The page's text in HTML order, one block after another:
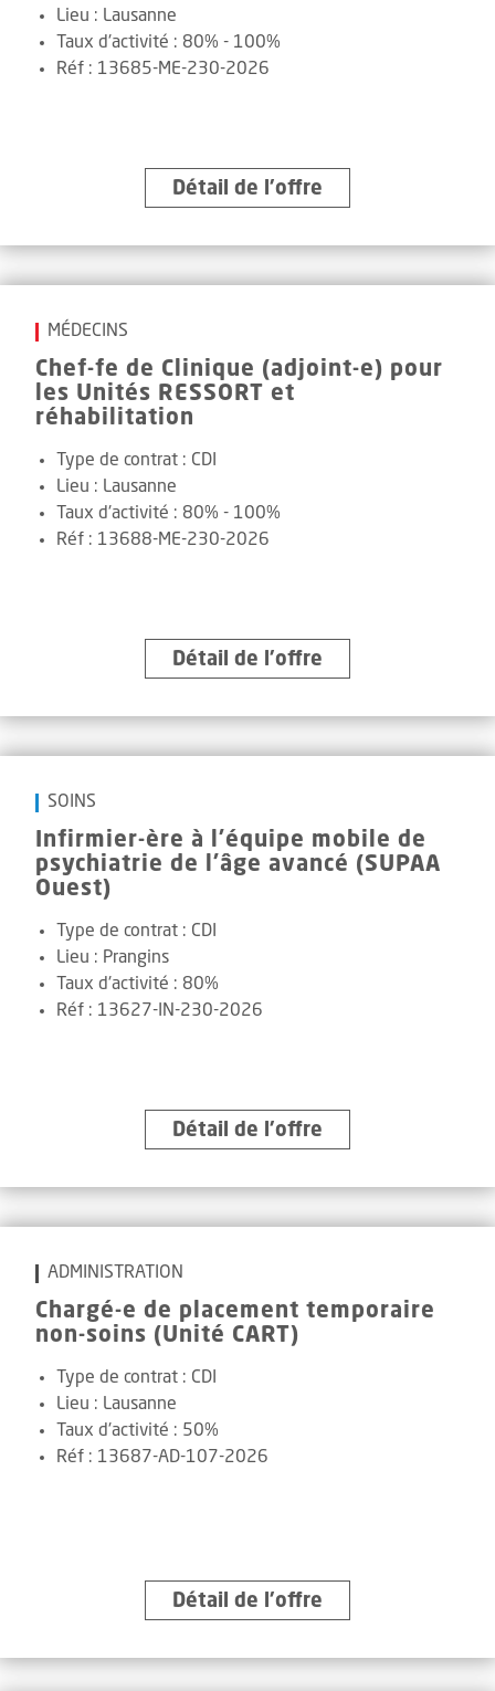
Lieu : Lausanne
Taux d'activité : 80% - 100%
Réf : 13685-ME-230-2026
Détail de l’offre
MÉDECINS
Chef-fe de Clinique (adjoint-e) pour
les Unités RESSORT et
réhabilitation
Type de contrat : CDI
Lieu : Lausanne
Taux d'activité : 80% - 100%
Réf : 13688-ME-230-2026
Détail de l’offre
SOINS
Infirmier-ère à l'équipe mobile de
psychiatrie de l'âge avancé (SUPAA
Ouest)
Type de contrat : CDI
Lieu : Prangins
Taux d'activité : 80%
Réf : 13627-IN-230-2026
Détail de l’offre
ADMINISTRATION
Chargé-e de placement temporaire
non-soins (Unité CART)
Type de contrat : CDI
Lieu : Lausanne
Taux d'activité : 50%
Réf : 13687-AD-107-2026
Détail de l’offre